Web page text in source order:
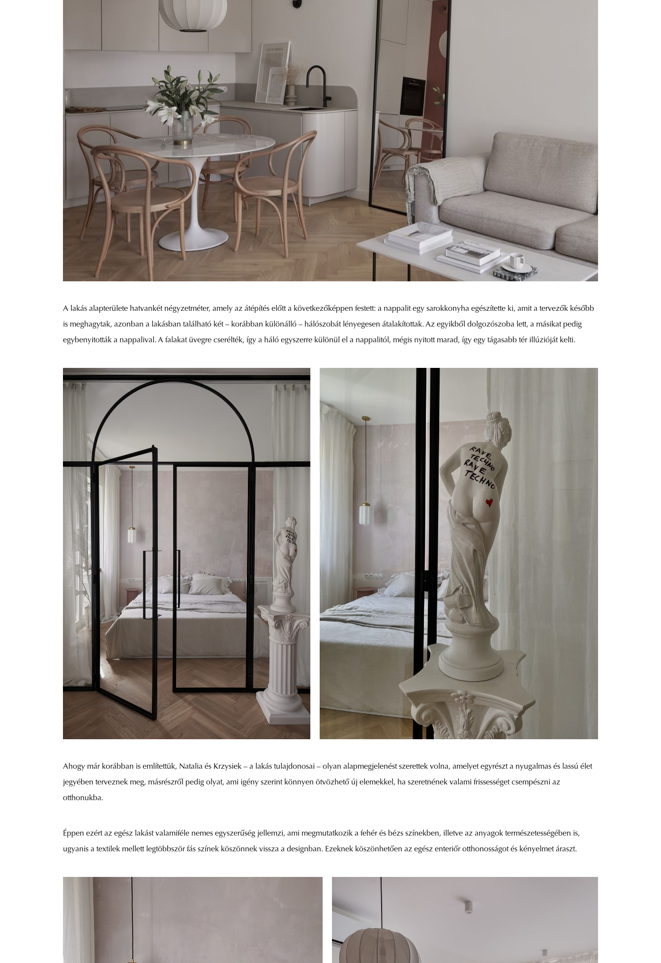
A lakás alapterülete hatvankét négyzetméter, amely az átépítés előtt a következőképpen festett: a nappalit egy sarokkonyha egészítette ki, amit a tervezők később
is meghagytak, azonban a lakásban található két – korábban különálló – hálószobát lényegesen átalakítottak. Az egyikből dolgozószoba lett, a másikat pedig
egybenyitották a nappalival. A falakat üvegre cserélték, így a háló egyszerre különül el a nappalitól, mégis nyitott marad, így egy tágasabb tér illúzióját kelti.
Ahogy már korábban is említettük, Natalia és Krzysiek – a lakás tulajdonosai – olyan alapmegjelenést szerettek volna, amelyet egyrészt a nyugalmas és lassú élet
jegyében terveznek meg, másrészről pedig olyat, ami igény szerint könnyen ötvözhető új elemekkel, ha szeretnének valami frissességet csempészni az
otthonukba.
Éppen ezért az egész lakást valamiféle nemes egyszerűség jellemzi, ami megmutatkozik a fehér és bézs színekben, illetve az anyagok természetességében is,
ugyanis a textilek mellett legtöbbször fás színek köszönnek vissza a designban. Ezeknek köszönhetően az egész enteriőr otthonosságot és kényelmet áraszt.